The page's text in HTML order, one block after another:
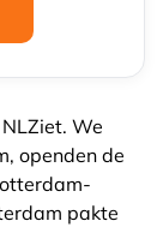
We
openden de
pakte